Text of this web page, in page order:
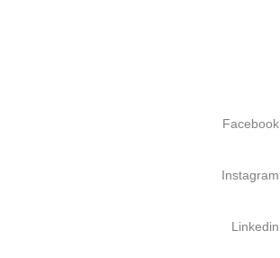
Facebook
Instagram
Linkedin